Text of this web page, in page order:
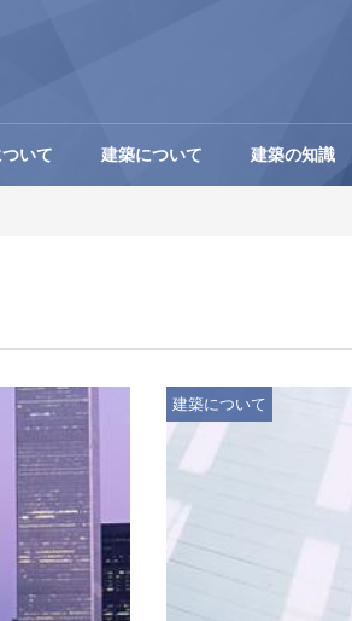
いて 建築について 建築の知識
建築について